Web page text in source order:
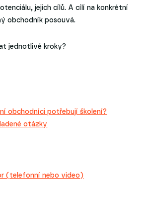
jejich cílů. A cílí na konkrétní
obchodník posouvá.
jednotlivé kroky?
obchodníci potřebují školení?
otázky
(telefonní nebo video)